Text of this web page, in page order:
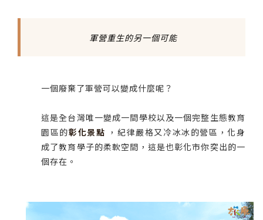
軍營重生的另一個可能
一個廢棄了軍營可以變成什麼呢？
這是全台灣唯一變成一間學校以及一個完整生態教育
園區的彰化景點 ，紀律嚴格又冷冰冰的營區，化身
成了教育學子的柔軟空間，這是也彰化市你突出的一
個存在。